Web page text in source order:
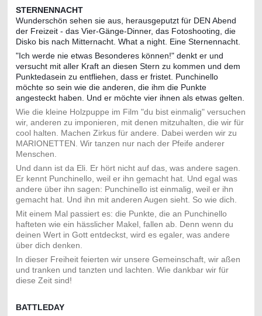
STERNENNACHT
Wunderschön sehen sie aus, herausgeputzt für DEN Abend
der Freizeit - das Vier-Gänge-Dinner, das Fotoshooting, die
Disko bis nach Mitternacht. What a night. Eine Sternennacht.
"Ich werde nie etwas Besonderes können!" denkt er und
versucht mit aller Kraft an diesen Stern zu kommen und dem
Punktedasein zu entfliehen, dass er fristet. Punchinello
möchte so sein wie die anderen, die ihm die Punkte
angesteckt haben. Und er möchte vier ihnen als etwas gelten.
Wie die kleine Holzpuppe im Film "du bist einmalig" versuchen
wir, anderen zu imponieren, mit denen mitzuhalten, die wir für
cool halten. Machen Zirkus für andere. Dabei werden wir zu
MARIONETTEN. Wir tanzen nur nach der Pfeife anderer
Menschen.
Und dann ist da Eli. Er hört nicht auf das, was andere sagen.
Er kennt Punchinello, weil er ihn gemacht hat. Und egal was
andere über ihn sagen: Punchinello ist einmalig, weil er ihn
gemacht hat. Und ihn mit anderen Augen sieht. So wie dich.
Mit einem Mal passiert es: die Punkte, die an Punchinello
hafteten wie ein hässlicher Makel, fallen ab. Denn wenn du
deinen Wert in Gott entdeckst, wird es egaler, was andere
über dich denken.
In dieser Freiheit feierten wir unsere Gemeinschaft, wir aßen
und tranken und tanzten und lachten. Wie dankbar wir für
diese Zeit sind!
BATTLEDAY